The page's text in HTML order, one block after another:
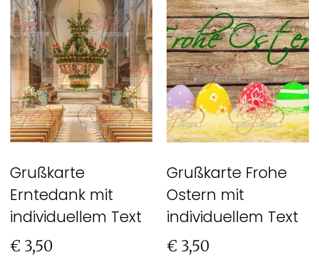
Grußkarte
Erntedank mit
individuellem Text
€ 3,50
Grußkarte Frohe
Ostern mit
individuellem Text
€ 3,50